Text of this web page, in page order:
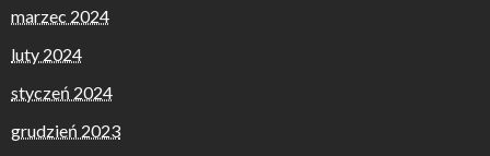
marzec 2024
luty 2024
styczeń 2024
grudzień 2023